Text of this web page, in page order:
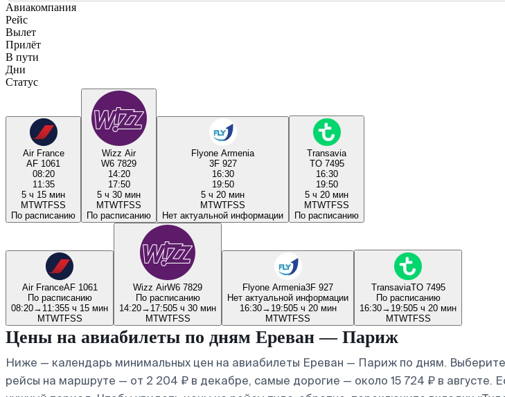
Авиакомпания
Рейс
Вылет
Прилёт
В пути
Дни
Статус
Air France
AF 1061
08:20
11:35
5 ч 15 мин
MTWTFSS
По расписанию
Wizz Air
W6 7829
14:20
17:50
5 ч 30 мин
MTWTFSS
По расписанию
Flyone Armenia
3F 927
16:30
19:50
5 ч 20 мин
MTWTFSS
Нет актуальной информации
Transavia
TO 7495
16:30
19:50
5 ч 20 мин
MTWTFSS
По расписанию
Air FranceAF 1061
По расписанию
08:20→ 11:355 ч 15 мин
MTWTFSS
Wizz AirW6 7829
По расписанию
14:20→ 17:505 ч 30 мин
MTWTFSS
Flyone Armenia3F 927
Нет актуальной информации
16:30→ 19:505 ч 20 мин
MTWTFSS
TransaviaTO 7495
По расписанию
16:30→ 19:505 ч 20 мин
MTWTFSS
Цены на авиабилеты по дням Ереван — Париж
Ниже — календарь минимальных цен на авиабилеты Ереван — Париж по дням.
рейсы на маршруте — от 2 204 ₽ в декабре, самые дорогие — около 15 724 ₽ в августе.